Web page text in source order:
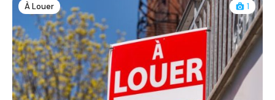
À Louer 1